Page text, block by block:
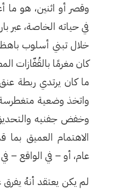
وقصر أو اثنين، هو ما
في حياته الخاصة، عبر
خلال تبني أسلوب
كان مغرمًا بالقُفّازات
ما كان يرتدي ربطة عنق
واتخذ وضعية
وخفض جفنيه
الاهتمام العميق
عام، أو – في الواقع –
لم يكن يعتقد أنهُ